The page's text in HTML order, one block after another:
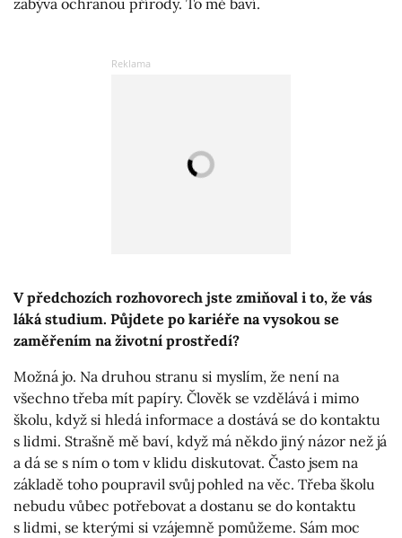
zabývá ochranou přírody. To mě baví.
V předchozích rozhovorech jste zmiňoval i to, že vás
láká studium. Půjdete po kariéře na vysokou se
zaměřením na životní prostředí?
Možná jo. Na druhou stranu si myslím, že není na
všechno třeba mít papíry. Člověk se vzdělává i mimo
školu, když si hledá informace a dostává se do kontaktu
s lidmi. Strašně mě baví, když má někdo jiný názor než já
a dá se s ním o tom v klidu diskutovat. Často jsem na
základě toho poupravil svůj pohled na věc. Třeba školu
nebudu vůbec potřebovat a dostanu se do kontaktu
s lidmi, se kterými si vzájemně pomůžeme. Sám moc